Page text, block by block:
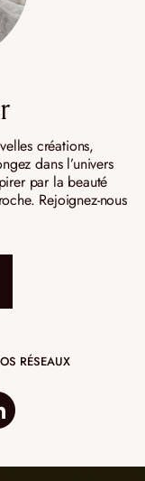
créations,
dans l’univers
par la beauté
Rejoignez-nous
RÉSEAUX